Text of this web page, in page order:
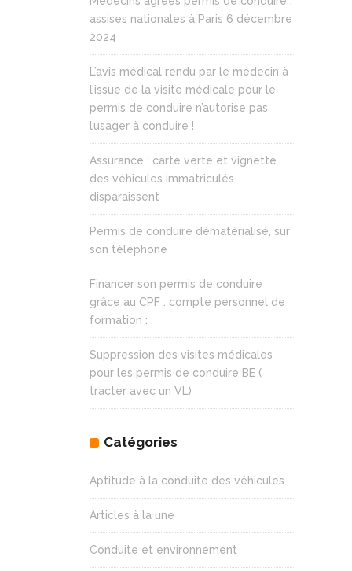
assises nationales à Paris 6 décembre
2024
L’avis médical rendu par le médecin à
l’issue de la visite médicale pour le
permis de conduire n’autorise pas
l’usager à conduire !
Assurance : carte verte et vignette
des véhicules immatriculés
disparaissent
Permis de conduire dématérialisé, sur
son téléphone
Financer son permis de conduire
grâce au CPF . compte personnel de
formation :
Suppression des visites médicales
pour les permis de conduire BE (
tracter avec un VL)
Catégories
Aptitude à la conduite des véhicules
Articles à la une
Conduite et environnement